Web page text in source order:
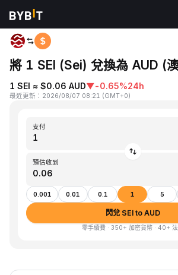
首頁 SEI to AUD
將 1 SEI (Sei) 兌換為 AUD (
1 SEI ≈ $0.06 AUD▼-0.65%24h
最近更新 ： 2026/08/07 08:21 (GMT+0)
支付
預估收到
0.001 0.01 0.1 1 5
閃兌 SEI to AUD
零手續費 · 350+ 加密貨幣 · 40+